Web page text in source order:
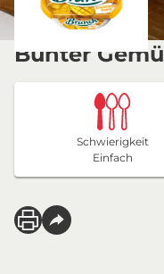
Bunter
Schwierigkeit
Einfach